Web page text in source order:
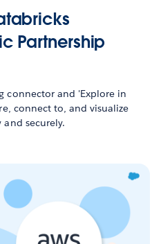
Partnership
connector and 'Explore in
connect to, and visualize
and securely.